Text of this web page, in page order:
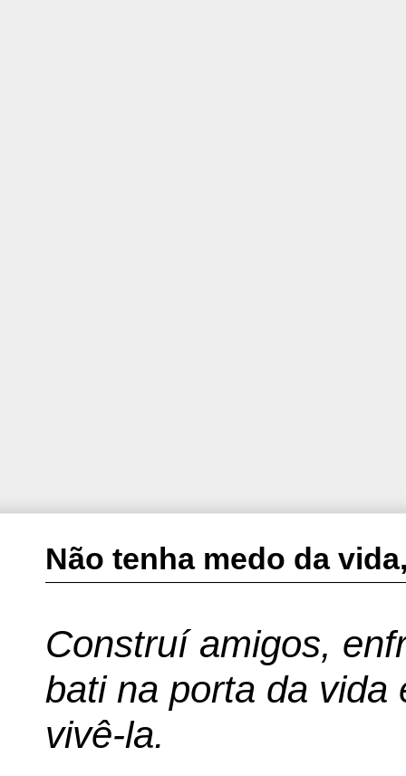
Não tenha medo da
Construí amigos,
bati na porta da vida
vivê-la.